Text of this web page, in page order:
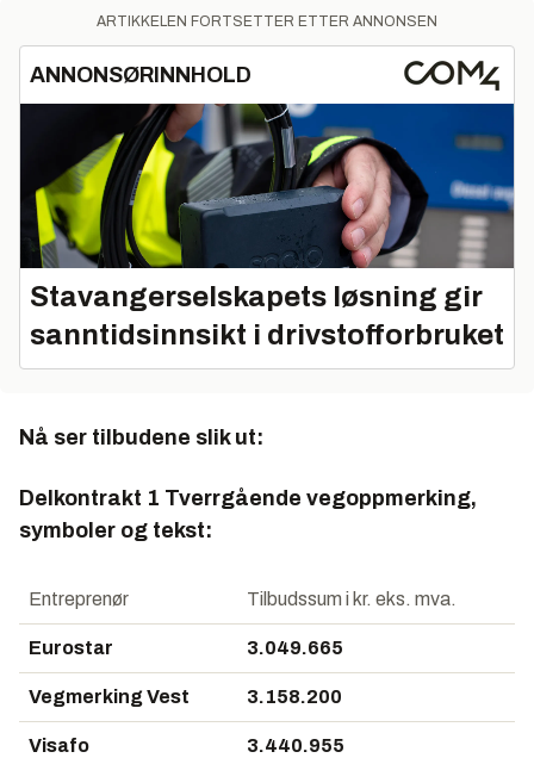
ARTIKKELEN FORTSETTER ETTER ANNONSEN
ANNONSØRINNHOLD
Stavangerselskapets løsning gir
sanntidsinnsikt i drivstofforbruket
Nå ser tilbudene slik ut:
Delkontrakt 1 Tverrgående vegoppmerking,
symboler og tekst:
Entreprenør Tilbudssum i kr. eks. mva.
Eurostar 3.049.665
Vegmerking Vest 3.158.200
Visafo 3.440.955